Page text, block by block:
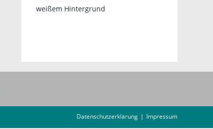
Datenschutzerklärung Impressum